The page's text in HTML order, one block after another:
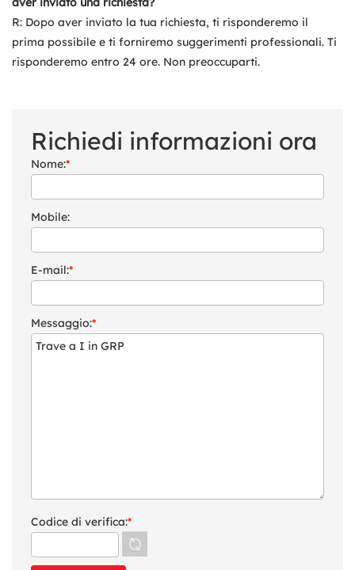
R: Dopo aver inviato la tua richiesta, ti risponderemo il
prima possibile e ti forniremo suggerimenti professionali. Ti
risponderemo entro 24 ore. Non preoccuparti.
Richiedi informazioni ora
Nome:*
Mobile:
E-mail:*
Messaggio:*
Codice di verifica:*